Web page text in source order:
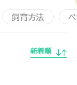
飼育方法
新着順